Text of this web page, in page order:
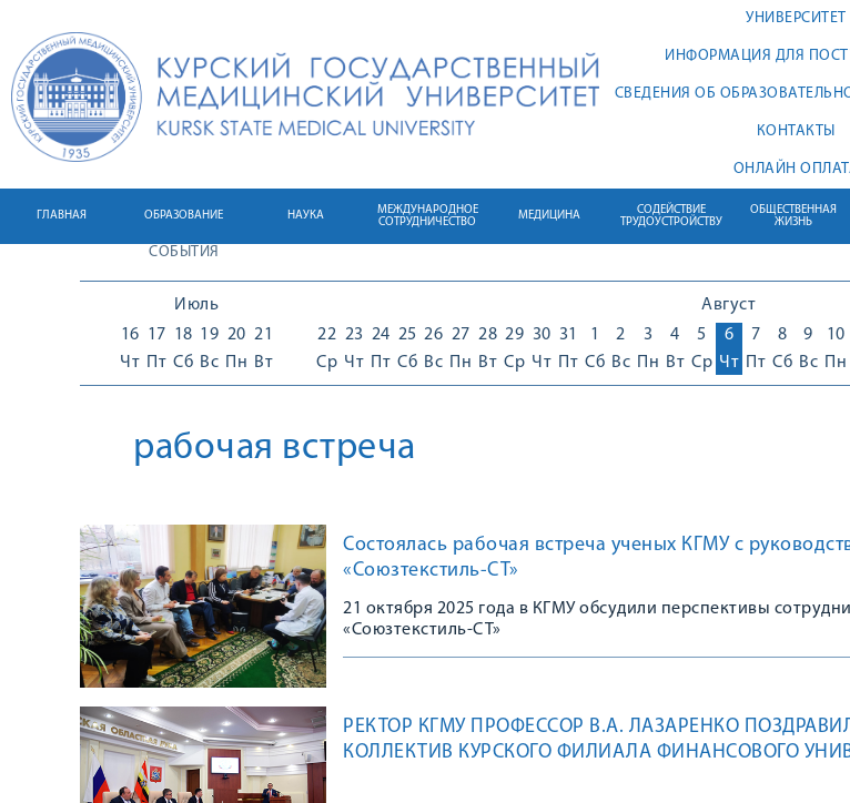
УНИВЕРСИТЕТ
ИНФОРМАЦИЯ ДЛЯ
СВЕДЕНИЯ ОБ
КОНТАКТЫ
ОНЛАЙН
ГЛАВНАЯ ОБРАЗОВАНИЕ НАУКА
МЕЖДУНАРОДНОЕ
СОТРУДНИЧЕСТВО
МЕДИЦИНА
СОДЕЙСТВИЕ
ТРУДОУСТРОЙСТВУ
ОБЩЕСТВЕННАЯ
ЖИЗНЬ
СОБЫТИЯ
Июль
16
Чт
17
Пт
18
Сб
19
Вс
20
Пн
21
Вт
Август
22
Ср
23
Чт
24
Пт
25
Сб
26
Вс
27
Пн
28
Вт
29
Ср
30
Чт
31
Пт
1
Сб
2
Вс
3
Пн
4
Вт
5
Ср
6
Чт
7
Пт
8
Сб
9
Вс
10
Пн
рабочая встреча
Состоялась рабочая встреча ученых КГМУ c
«Союзтекстиль-СТ»
21 октября 2025 года в КГМУ обсудили перспективы
«Союзтекстиль-СТ»
РЕКТОР КГМУ ПРОФЕССОР В.А. ЛАЗАРЕНКО
КОЛЛЕКТИВ КУРСКОГО ФИЛИАЛА ФИНАНСОВОГО